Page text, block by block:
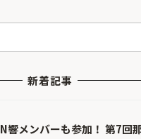
新着記事
N響メンバーも参加！ 第7回